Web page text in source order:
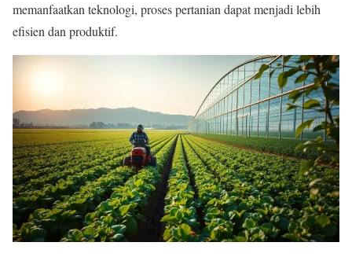
memanfaatkan teknologi, proses pertanian dapat menjadi lebih
efisien dan produktif.